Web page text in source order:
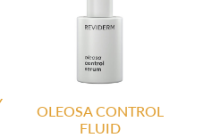
OLEOSA CONTROL
FLUID